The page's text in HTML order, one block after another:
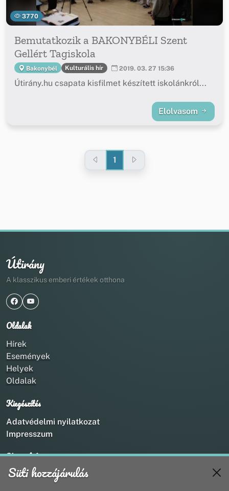
3770
Bemutatkozik a BAKONYBÉLI Szent
Gellért Tagiskola
Bakonybél Kulturális hír 2019. 03. 27 15:36
Útirány.hu csapata kisfilmet készített iskolánkról...
Elolvasom
1
Útirány
A klasszikus emberi értékek otthona
Oldalak
Hírek
Események
Helyek
Oldalak
Kiegészítés
Adatvédelmi nyilatkozat
Impresszum
Kapcsolat
+36 20 211 1888
Süti hozzájárulás